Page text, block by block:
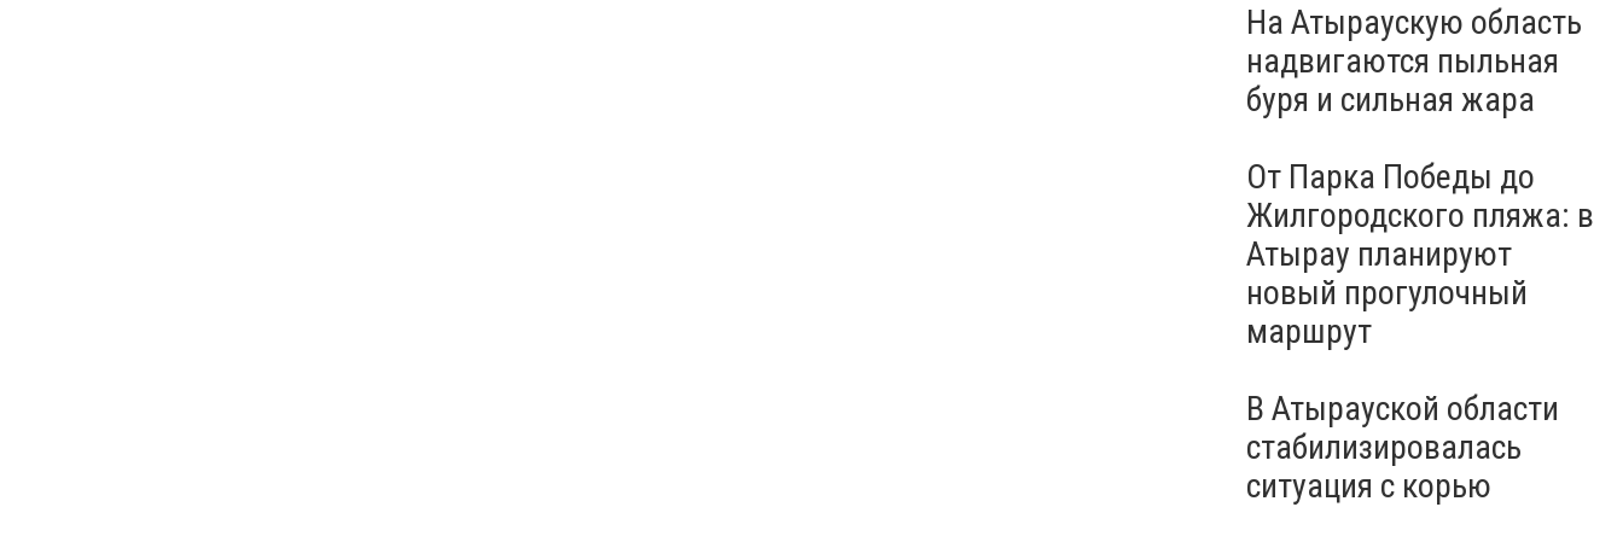
На Атыраускую область
надвигаются пыльная
буря и сильная жара
От Парка Победы до
Жилгородского пляжа: в
Атырау планируют
новый прогулочный
маршрут
В Атырауской области
стабилизировалась
ситуация с корью